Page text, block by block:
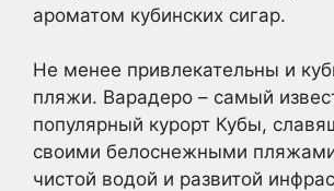
ароматом кубинских сигар.
Не менее привлекательны и
пляжи. Варадеро – самый
популярный курорт Кубы,
своими белоснежными
чистой водой и развитой